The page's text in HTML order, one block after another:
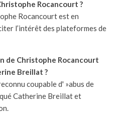
Rocancourt ?
Rocancourt est en
l’intérêt des plateformes de
de Christophe Rocancourt
Breillat ?
coupable d' »abus de
Catherine Breillat et